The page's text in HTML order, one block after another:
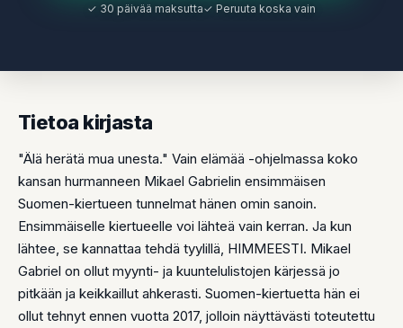
✓ 30 päivää maksutta✓ Peruuta koska vain
Tietoa kirjasta
"Älä herätä mua unesta." Vain elämää -ohjelmassa koko
kansan hurmanneen Mikael Gabrielin ensimmäisen
Suomen-kiertueen tunnelmat hänen omin sanoin.
Ensimmäiselle kiertueelle voi lähteä vain kerran. Ja kun
lähtee, se kannattaa tehdä tyylillä, HIMMEESTI. Mikael
Gabriel on ollut myynti- ja kuuntelulistojen kärjessä jo
pitkään ja keikkaillut ahkerasti. Suomen-kiertuetta hän ei
ollut tehnyt ennen vuotta 2017, jolloin näyttävästi toteutettu